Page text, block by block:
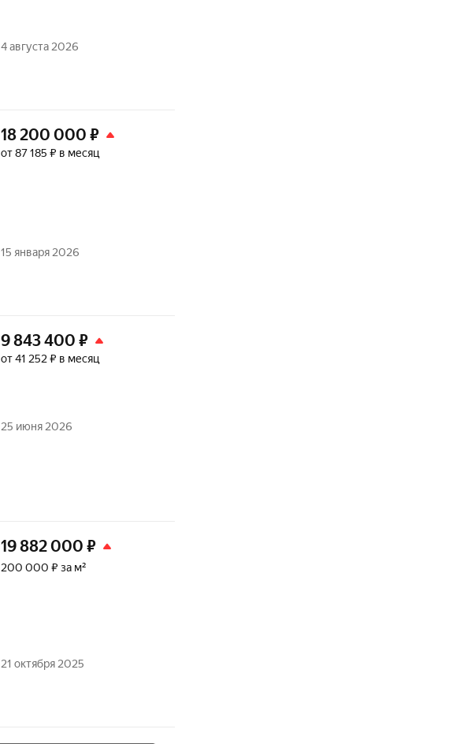
4 августа 2026
18 200 000 ₽
от 87 185 ₽ в месяц
15 января 2026
9 843 400 ₽
от 41 252 ₽ в месяц
25 июня 2026
19 882 000 ₽
200 000 ₽ за м²
21 октября 2025